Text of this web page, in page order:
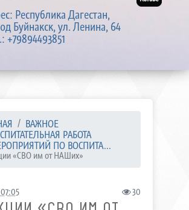
Республика Дагестан,
Буйнакск, ул. Ленина, 64
+79894493851
ВАЖНОЕ
РАБОТА
ПО ВОСПИТА...
«СВО им от НАШих»
07:05 30